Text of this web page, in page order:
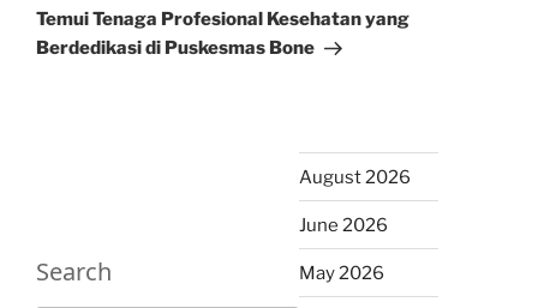
Post
Temui Tenaga Profesional Kesehatan yang
Berdedikasi di Puskesmas Bone
Search
August 2026
June 2026
May 2026